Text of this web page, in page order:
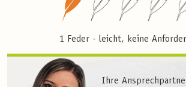
1 Feder - leicht, keine
Ihre